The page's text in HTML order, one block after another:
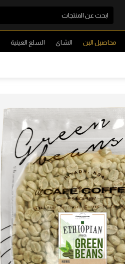
محاصيل البن الشاي السلع العينية